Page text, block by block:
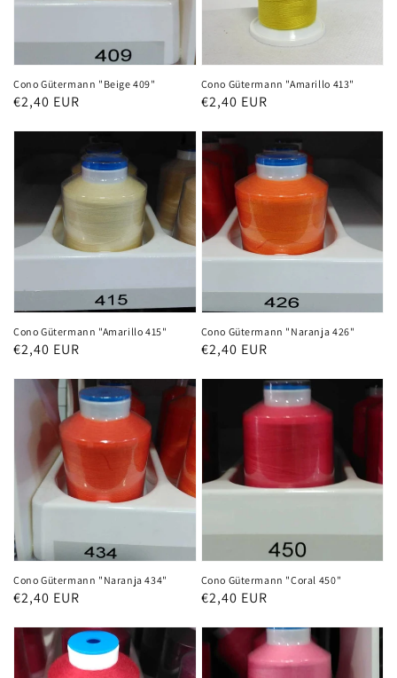
Cono Gütermann "Beige 409"
Precio
€2,40 EUR
Cono Gütermann "Amarillo 413"
Precio
€2,40 EUR
Cono Gütermann "Amarillo 415"
Precio
€2,40 EUR
Cono Gütermann "Naranja 426"
Precio
€2,40 EUR
Cono Gütermann "Naranja 434"
Precio
€2,40 EUR
Cono Gütermann "Coral 450"
Precio
€2,40 EUR